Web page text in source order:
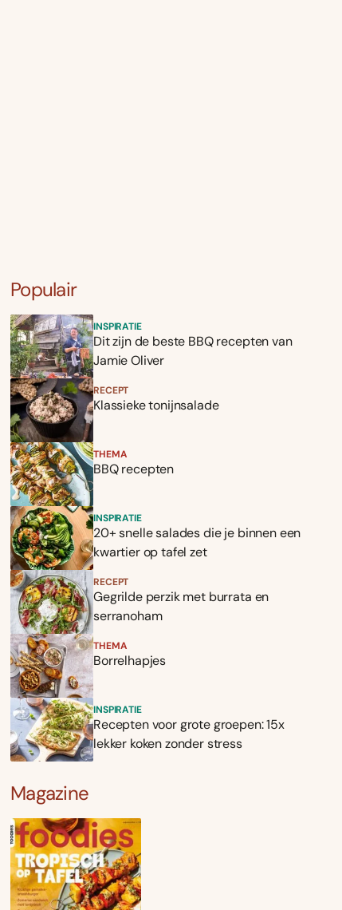
Populair
INSPIRATIE
Dit zijn de beste BBQ recepten van
Jamie Oliver
RECEPT
Klassieke tonijnsalade
THEMA
BBQ recepten
INSPIRATIE
20+ snelle salades die je binnen een
kwartier op tafel zet
RECEPT
Gegrilde perzik met burrata en
serranoham
THEMA
Borrelhapjes
INSPIRATIE
Recepten voor grote groepen: 15x
lekker koken zonder stress
Magazine